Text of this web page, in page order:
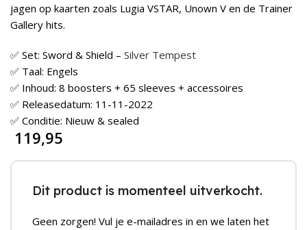
jagen op kaarten zoals Lugia VSTAR, Unown V en de Trainer
Gallery hits.
✅ Set: Sword & Shield – Silver Tempest
✅ Taal: Engels
✅ Inhoud: 8 boosters + 65 sleeves + accessoires
✅ Releasedatum: 11-11-2022
✅ Conditie: Nieuw & sealed
119,95
Dit product is momenteel uitverkocht.
Geen zorgen! Vul je e-mailadres in en we laten het